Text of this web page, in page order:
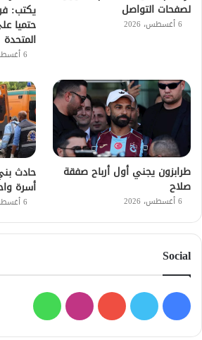
لصفحات التواصل
6 أغسطس، 2026
يكتب:
حتميا
المتحدة
6 أغسطس، 2026
طرابزون يجني أول أرباح صفقة
صلاح
6 أغسطس، 2026
أسرة
6 أغسطس، 2026
Social
فيسبوك
تويتر يوتيوبانستقرامواتساب